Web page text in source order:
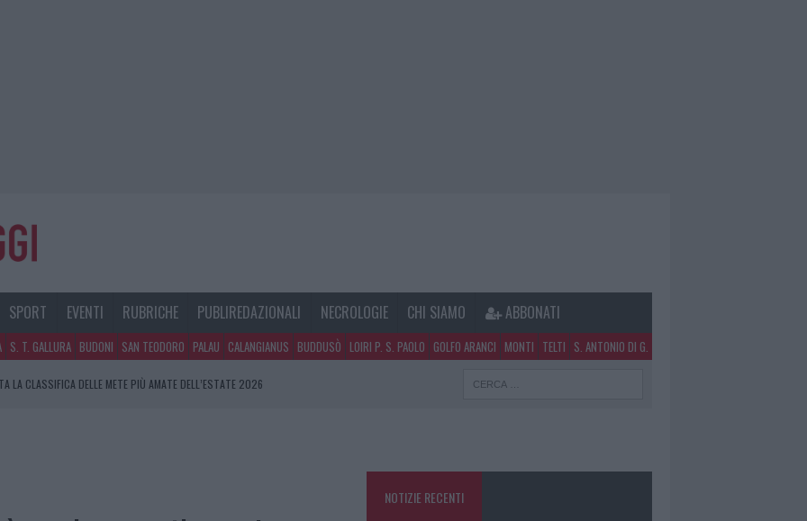
SPORT EVENTI RUBRICHE PUBLIREDAZIONALI NECROLOGIE CHI SIAMO ABBONATI
S. T. GALLURA BUDONI SAN TEODORO PALAU CALANGIANUS BUDDUSÒ LOIRI P. S. PAOLO GOLFO ARANCI MONTI TELTI S. ANTONIO DI G.
VIA LA MARMORA, PARCHEGGIO PROVVISORIO A LA MADDALENA
NOTIZIE RECENTI